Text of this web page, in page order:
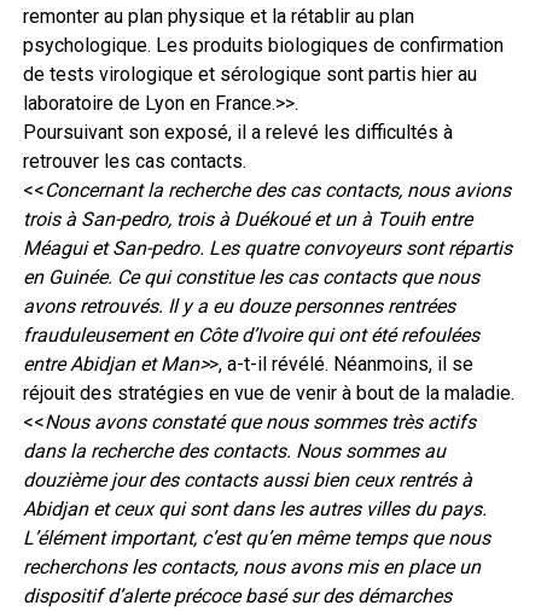
remonter au plan physique et la rétablir au plan
psychologique. Les produits biologiques de confirmation
de tests virologique et sérologique sont partis hier au
laboratoire de Lyon en France.>>.
Poursuivant son exposé, il a relevé les difficultés à
retrouver les cas contacts.
<<Concernant la recherche des cas contacts, nous avions
trois à San-pedro, trois à Duékoué et un à Touih entre
Méagui et San-pedro. Les quatre convoyeurs sont répartis
en Guinée. Ce qui constitue les cas contacts que nous
avons retrouvés. Il y a eu douze personnes rentrées
frauduleusement en Côte d’Ivoire qui ont été refoulées
entre Abidjan et Man>>, a-t-il révélé. Néanmoins, il se
réjouit des stratégies en vue de venir à bout de la maladie.
<<Nous avons constaté que nous sommes très actifs
dans la recherche des contacts. Nous sommes au
douzième jour des contacts aussi bien ceux rentrés à
Abidjan et ceux qui sont dans les autres villes du pays.
L’élément important, c’est qu’en même temps que nous
recherchons les contacts, nous avons mis en place un
dispositif d’alerte précoce basé sur des démarches